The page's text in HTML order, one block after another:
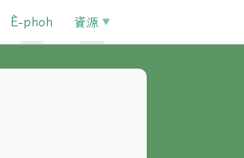
È-phoh 資源